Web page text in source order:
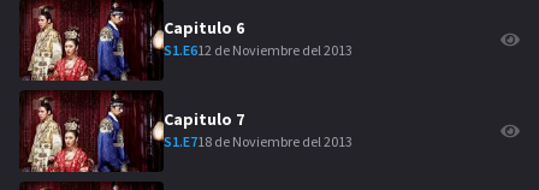
Capitulo 6
S1.E612 de Noviembre del 2013
Capitulo 7
S1.E718 de Noviembre del 2013